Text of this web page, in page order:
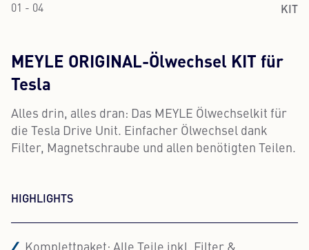
01 - 04 KIT
MEYLE ORIGINAL-Ölwechsel KIT für
Tesla
Alles drin, alles dran: Das MEYLE Ölwechselkit für
die Tesla Drive Unit. Einfacher Ölwechsel dank
Filter, Magnetschraube und allen benötigten Teilen.
HIGHLIGHTS